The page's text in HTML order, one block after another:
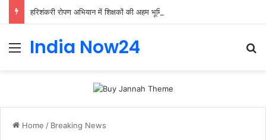
India Now24
Home / Breaking News